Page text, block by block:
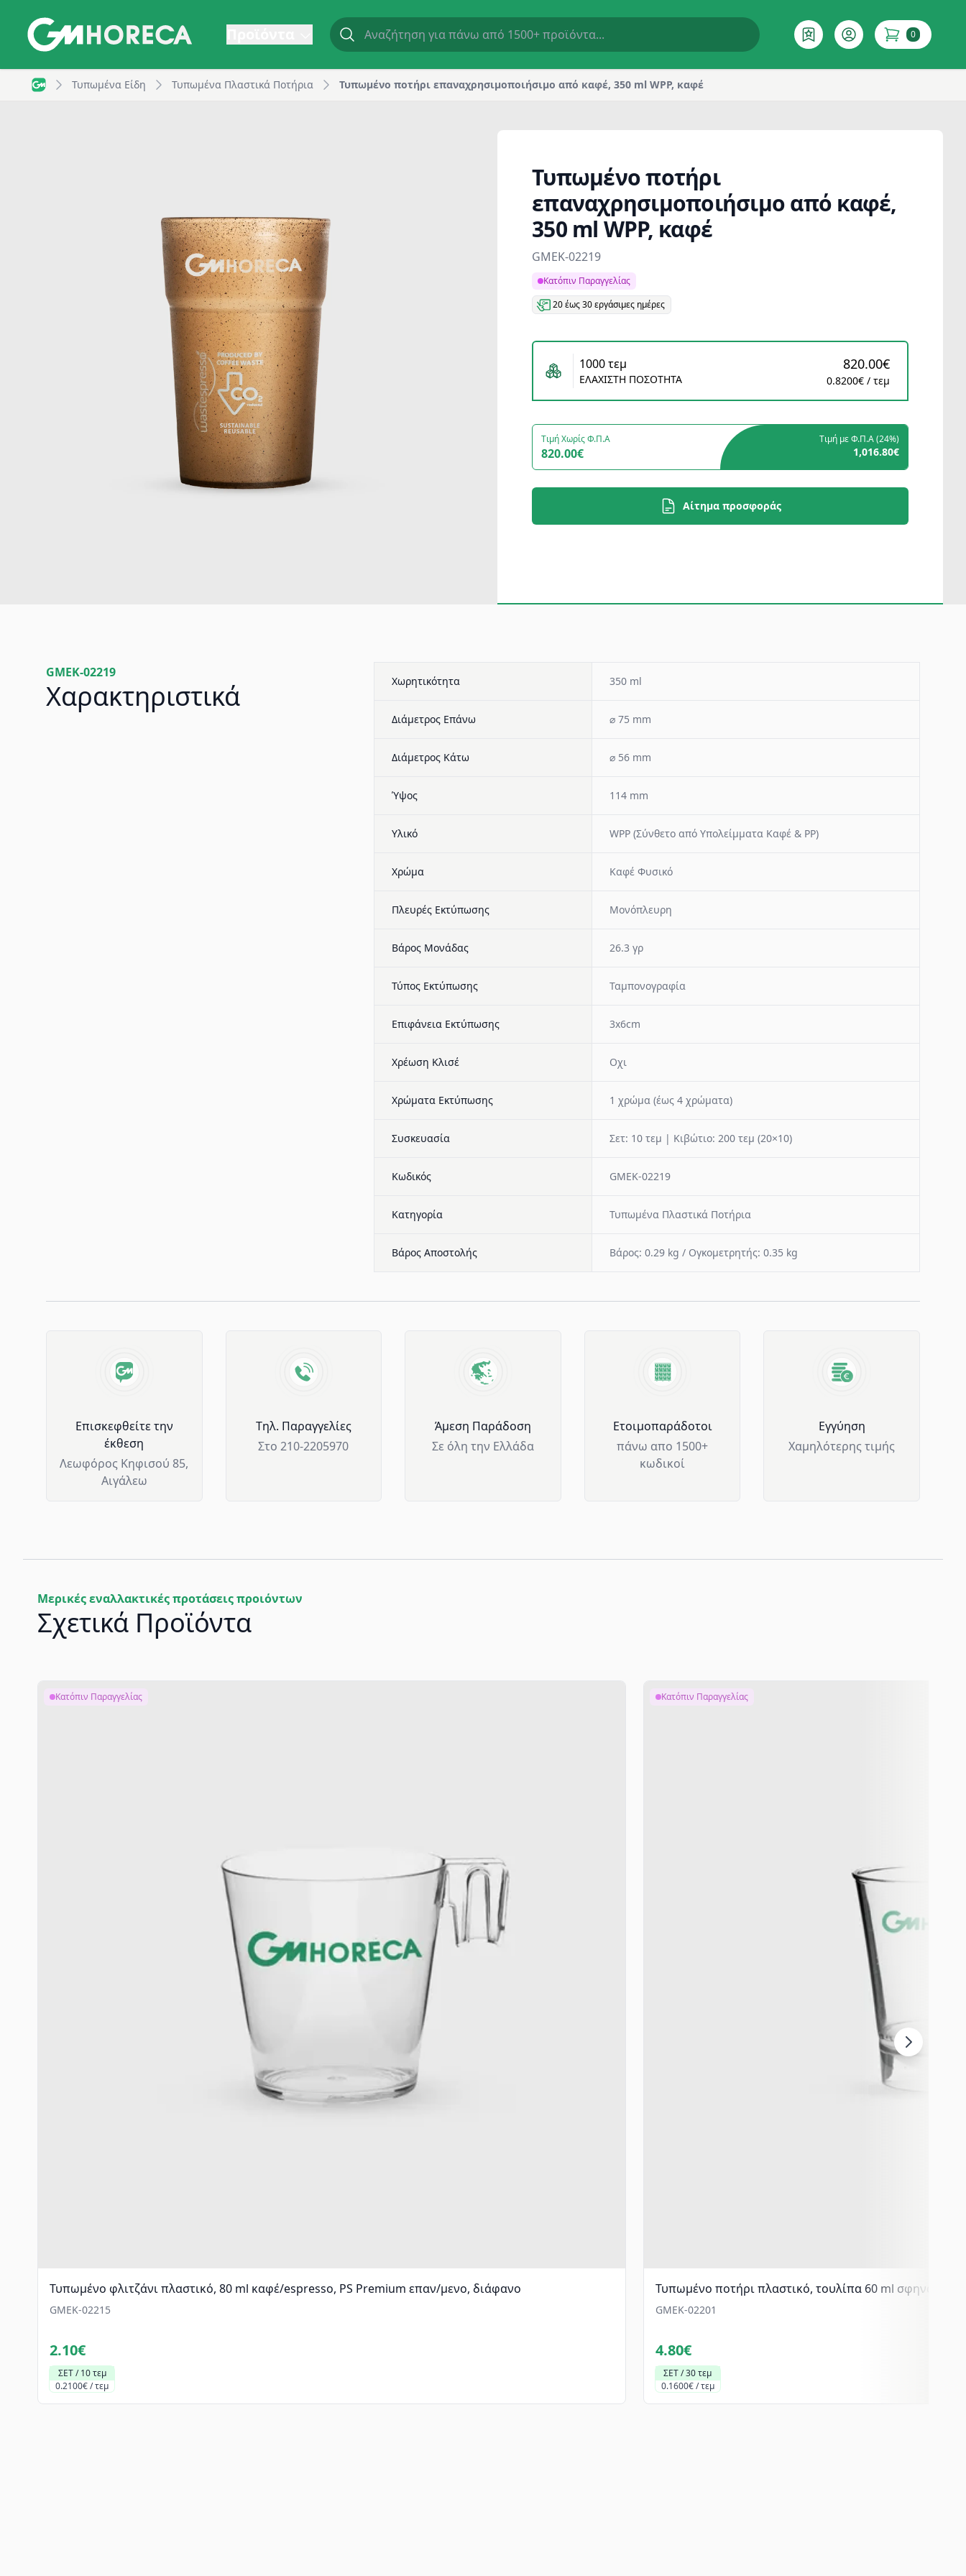
Τυπωμένο ποτήρι επαναχρησιμοποιήσιμο από καφέ, 350 ml WPP, καφέ | GM Horeca ΕπιθυμητόAccount 0
items in cart
Τυπωμένα Είδη Τυπωμένα Πλαστικά Ποτήρια Τυπωμένο ποτήρι επαναχρησιμοποιήσιμο από καφέ, 350 ml WPP, καφέ
Τυπωμένο ποτήρι
επαναχρησιμοποιήσιμο από καφέ,
350 ml WPP, καφέ
Product information
GMEK-02219
Κατόπιν Παραγγελίας
20 έως 30 εργάσιμες ημέρες
1000 τεμ
ΕΛΑΧΙΣΤΗ ΠΟΣΟΤΗΤΑ
820.00€
0.8200€ / τεμ
Τιμή Χωρίς Φ.Π.Α
820.00€
Τιμή με Φ.Π.Α (24%)
1,016.80€
Αίτημα προσφοράς
GMEK-02219
Χαρακτηριστικά Χωρητικότητα 350 ml
Διάμετρος Επάνω ⌀ 75 mm
Διάμετρος Κάτω ⌀ 56 mm
Ύψος 114 mm
Υλικό WPP (Σύνθετο από Υπολείμματα Καφέ & PP)
Χρώμα Καφέ Φυσικό
Πλευρές Εκτύπωσης Μονόπλευρη
Βάρος Μονάδας 26.3 γρ
Τύπος Εκτύπωσης Ταμπονογραφία
Επιφάνεια Εκτύπωσης 3x6cm
Χρέωση Κλισέ Οχι
Χρώματα Εκτύπωσης 1 χρώμα (έως 4 χρώματα)
Συσκευασία Σετ: 10 τεμ | Κιβώτιο: 200 τεμ (20×10)
Κωδικός GMEK-02219
Κατηγορία Τυπωμένα Πλαστικά Ποτήρια
Βάρος Αποστολής Βάρος: 0.29 kg / Ογκομετρητής: 0.35 kg
Επισκεφθείτε την
έκθεση
Λεωφόρος Κηφισού 85,
Αιγάλεω
Tηλ. Παραγγελίες
Στο 210-2205970
Άμεση Παράδοση
Σε όλη την Ελλάδα
Ετοιμοπαράδοτοι
πάνω απο 1500+
κωδικοί
Eγγύηση
Χαμηλότερης τιμής
Μερικές εναλλακτικές προτάσεις προιόντων
Σχετικά Προϊόντα
Τυπωμένο φλιτζάνι πλαστικό, 80 ml καφέ/espresso, PS Premium επαν/μενο, διάφανο
GMEK-02215
2.10€
ΣΕΤ / 10 τεμ
0.2100€ / τεμ
Κατόπιν Παραγγελίας
Τυπωμένο ποτήρι πλαστικό, τουλίπα 60 ml σφηνάκι,
GMEK-02201
4.80€
ΣΕΤ / 30 τεμ
0.1600€ / τεμ
Κατόπιν Παραγγελίας